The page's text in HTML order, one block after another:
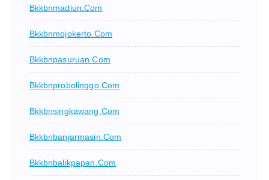
Bkkbnmadiun.com
Bkkbnmojokerto.com
Bkkbnpasuruan.com
Bkkbnprobolinggo.com
Bkkbnsingkawang.com
Bkkbnbanjarmasin.com
Bkkbnbalikpapan.com